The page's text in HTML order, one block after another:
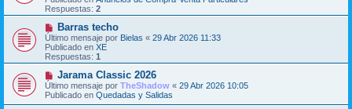
a
j
e
v
o
m
e
n
s
a
e
Respuestas: 2
N
u
e
v
o
m
e
n
s
Barras techo
Último mensaje por Bielas « 29 Abr 2026 11:33
Publicado en XE
Respuestas: 1
N
u
e
v
Jarama Classic 2026
Último mensaje por TheShadow « 29 Abr 2026 10:05
Publicado en Quedadas y Salidas